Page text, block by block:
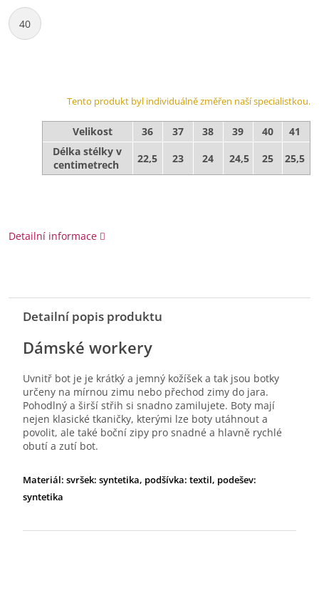
40
Tento produkt byl individuálně změřen naší specialistkou.
Velikost 36 37 38 39 40
41
Délka stélky v
centimetrech
22,5 23 24 24,5 25 25,5
Detailní informace
Detailní popis produktu
Dámské workery
Uvnitř bot je je krátký a jemný kožíšek a tak jsou botky
určeny na mírnou zimu nebo přechod zimy do jara.
Pohodlný a širší střih si snadno zamilujete. Boty mají
nejen klasické tkaničky, kterými lze boty utáhnout a
povolit, ale také boční zipy pro snadné a hlavně rychlé
obutí a zutí bot.
Materiál: svršek: syntetika, podšívka: textil, podešev:
syntetika